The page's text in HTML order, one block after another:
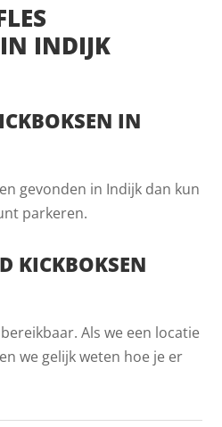
INDIJK
IN
gevonden in Indijk dan kun
parkeren.
KICKBOKSEN
Als we een locatie
we gelijk weten hoe je er